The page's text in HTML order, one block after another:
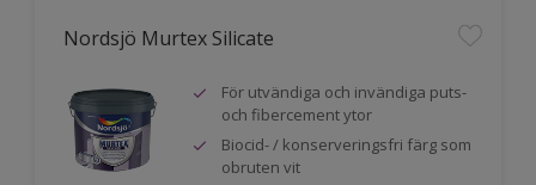
Nordsjö Murtex Silicate
För utvändiga och invändiga puts-
och fibercement ytor
Biocid- / konserveringsfri färg som
obruten vit